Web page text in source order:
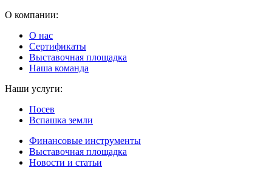
О компании:
О нас
Сертификаты
Выставочная площадка
Наша команда
Наши услуги:
Посев
Вспашка земли
Финансовые инструменты
Выставочная площадка
Новости и статьи